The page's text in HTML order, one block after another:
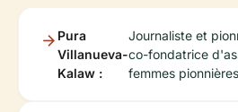
Pura
Villanueva-
Kalaw :
Journaliste et
co-fondatrice
femmes